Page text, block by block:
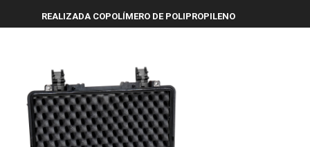
REALIZADA COPOLÍMERO DE POLIPROPILENO